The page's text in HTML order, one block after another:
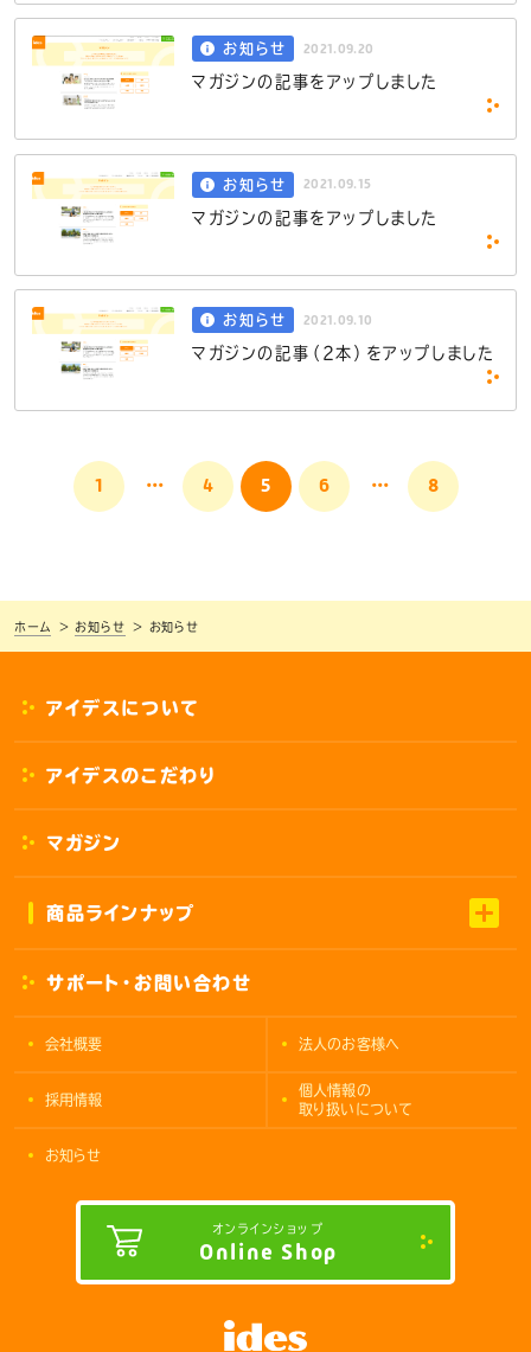
お知らせ 2021.09.20
マガジンの記事をアップしました
お知らせ 2021.09.15
マガジンの記事をアップしました
お知らせ 2021.09.10
マガジンの記事（2本）をアップしました
1 ... 4 5 6 ... 8
ホーム お知らせ お知らせ
アイデスについて
アイデスのこだわり
マガジン
商品ラインナップ
サポート・お問い合わせ
会社概要 法人のお客様へ
採用情報
個人情報の
取り扱いについて
お知らせ
オンラインショップ
Online Shop